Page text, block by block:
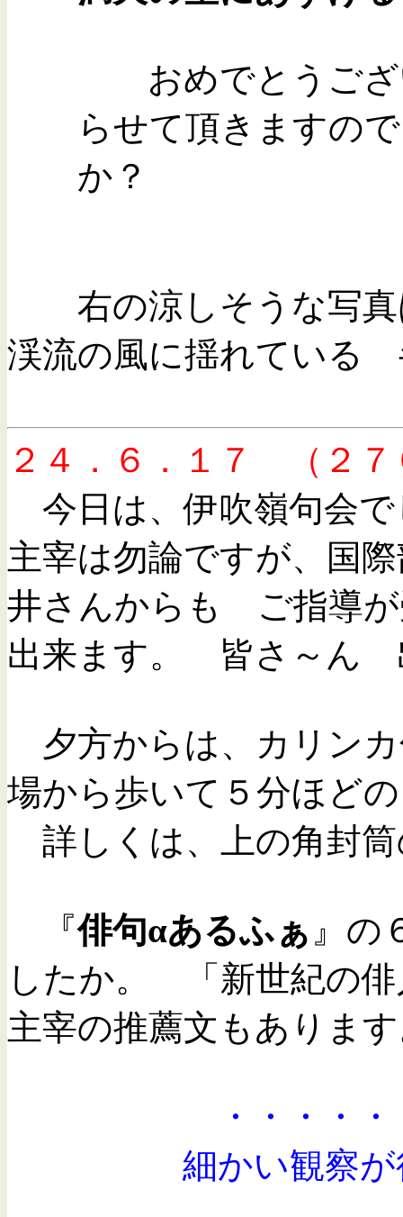
おめでとうござい
らせて頂きますので
か？
右の涼しそうな写真
渓流の風に揺れている
２４．６．１７ （２７
今日は、伊吹嶺句会
主宰は勿論ですが、国
井さんからも ご指導
出来ます。 皆さ～ん
夕方からは、カリンカ
場から歩いて５分ほど
詳しくは、上の角封
『俳句αあるふぁ 』の
したか。 「新世紀の俳
主宰の推薦文もありま
・・・・・
細かい観察が行き届